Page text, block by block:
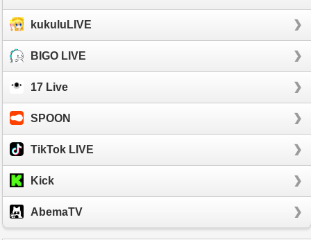
kukuluLIVE
BIGO LIVE
17 Live
SPOON
TikTok LIVE
Kick
AbemaTV